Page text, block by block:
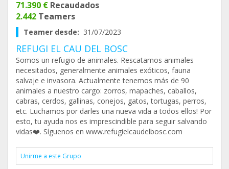
71.390 € Recaudados
2.442 Teamers
Teamer desde: 31/07/2023
REFUGI EL CAU DEL BOSC
Somos un refugio de animales. Rescatamos animales
necesitados, generalmente animales exóticos, fauna
salvaje e invasora. Actualmente tenemos más de 90
animales a nuestro cargo: zorros, mapaches, caballos,
cabras, cerdos, gallinas, conejos, gatos, tortugas, perros,
etc. Luchamos por darles una nueva vida a todos ellos! Por
esto, tu ayuda nos es imprescindible para seguir salvando
vidas❤️. Síguenos en www.refugielcaudelbosc.com
Unirme a este Grupo